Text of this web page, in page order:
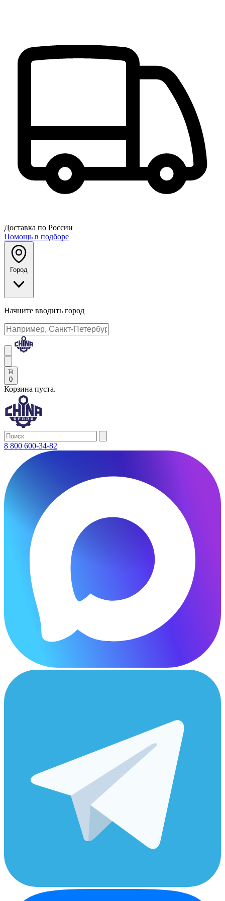
Доставка по России
Помощь в подборе
Город
Начните вводить город
0
Корзина пуста.
8 800 600-34-82